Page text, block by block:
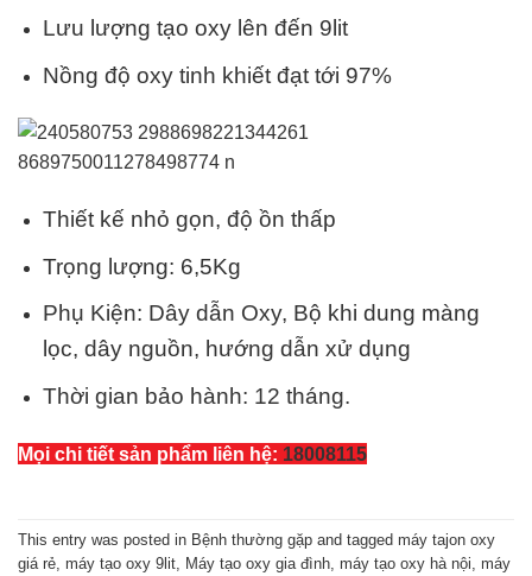
Lưu lượng tạo oxy lên đến 9lit
Nồng độ oxy tinh khiết đạt tới 97%
Thiết kế nhỏ gọn, độ ồn thấp
Trọng lượng: 6,5Kg
Phụ Kiện: Dây dẫn Oxy, Bộ khi dung màng
lọc, dây nguồn, hướng dẫn xử dụng
Thời gian bảo hành: 12 tháng.
Mọi chi tiết sản phẩm liên hệ: 18008115
This entry was posted in Bệnh thường gặp and tagged máy tajon oxy
giá rẻ máy tạo oxy 9lit Máy tạo oxy gia đình máy tạo oxy hà nội máy